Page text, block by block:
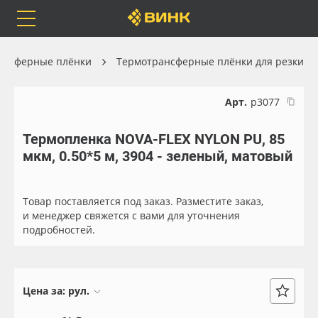
Каталог
Бренды
Оплата
Весь каталог
Самоклеящиеся плёнки
Чернила
плёнки Термотрансферные плёнки для резки
Арт. р3077
Термопленка NOVA-FLEX NYLON PU, 85
мкм, 0.50*5 м, 3904 - зеленый, матовый
Товар поставляется под заказ. Разместите заказ,
и менеджер свяжется с вами для уточнения
подробностей.
Цена за: рул.